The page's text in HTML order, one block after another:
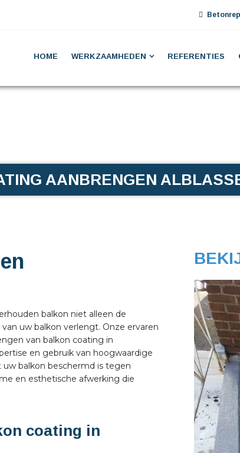
HOME WERKZAAMHEDEN REFERENTIES
AANBRENGEN
balkon niet alleen de
uw balkon verlengt. Onze ervaren
van balkon coating in
en gebruik van hoogwaardige
uw balkon beschermd is tegen
en esthetische afwerking die
coating in